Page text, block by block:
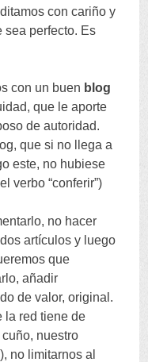
con cariño y
sea perfecto. Es
con un buen blog
,que le aporte
de autoridad.
,que si no llega a
este, no hubiese
el verbo “conferir”)
, no hacer
artículos y luego
que
,añadir
de valor,original .
la red tiene de
cuño, nuestro
), no limitarnos al